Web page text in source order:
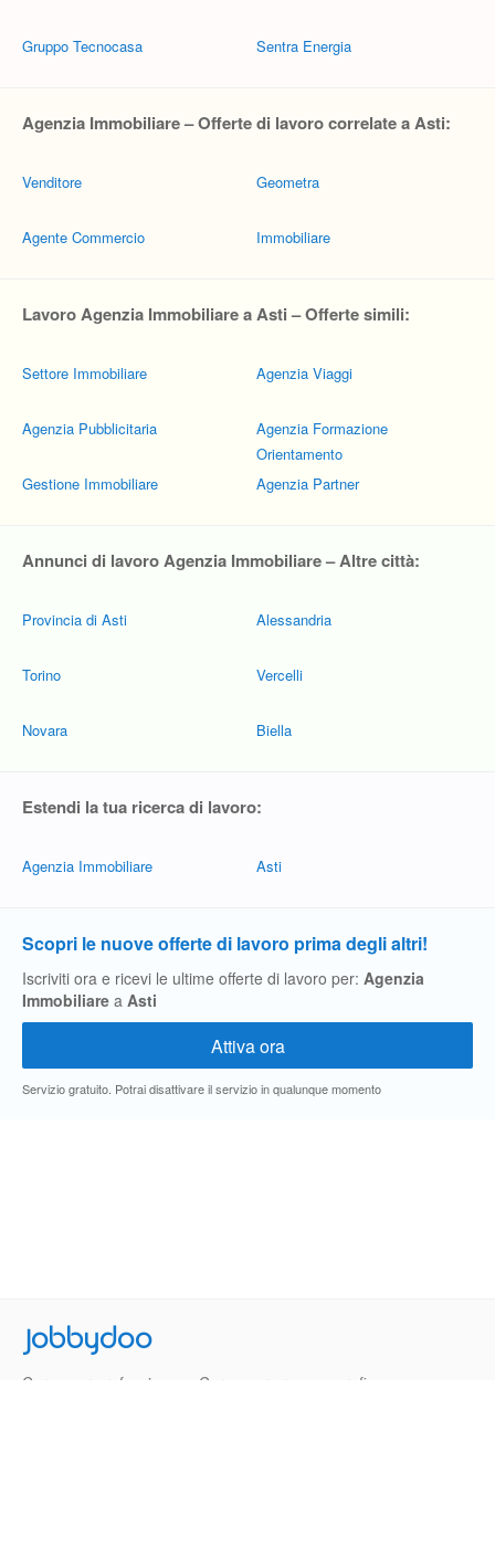
Gruppo Tecnocasa Sentra Energia
Agenzia Immobiliare – Offerte di lavoro correlate a Asti:
Venditore
Agente Commercio
Geometra
Immobiliare
Lavoro Agenzia Immobiliare a Asti – Offerte simili:
Settore Immobiliare
Agenzia Pubblicitaria
Gestione Immobiliare
Agenzia Viaggi
Agenzia Formazione
Orientamento
Agenzia Partner
Annunci di lavoro Agenzia Immobiliare – Altre città:
Provincia di Asti
Torino
Novara
Alessandria
Vercelli
Biella
Estendi la tua ricerca di lavoro:
Agenzia Immobiliare Asti
Scopri le nuove offerte di lavoro prima degli altri!
Iscriviti ora e ricevi le ultime offerte di lavoro per: Agenzia
Immobiliare a Asti
Servizio gratuito. Potrai disattivare il servizio in qualunque momento
Jobbydoo
Cerca per professione
Cerca per area geografica